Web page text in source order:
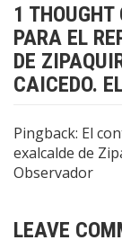
1 THOUGHT
PARA EL
DE
CAICEDO.
Pingback: El
exalcalde de
Observador
LEAVE